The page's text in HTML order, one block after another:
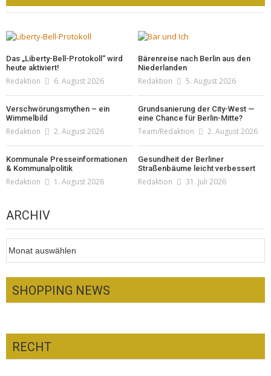
Das „Liberty-Bell-Protokoll“ wird
heute aktiviert!
Redaktion 6. August 2026
Bärenreise nach Berlin aus den
Niederlanden
Redaktion 5. August 2026
Verschwörungsmythen – ein
Wimmelbild
Redaktion 2. August 2026
Grundsanierung der City-West —
eine Chance für Berlin-Mitte?
Team/Redaktion 2. August 2026
Kommunale Presseinformationen
& Kommunalpolitik
Redaktion 1. August 2026
Gesundheit der Berliner
Straßenbäume leicht verbessert
Redaktion 31. Juli 2026
ARCHIV
SHOPPING NEWS
RECHT